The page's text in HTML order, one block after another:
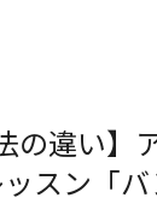
の違い】
スン「